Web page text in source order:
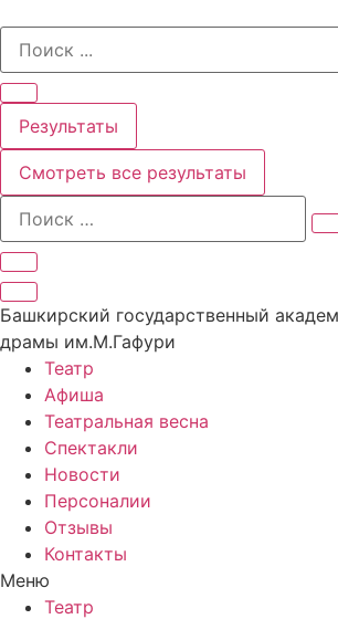
содержимому
Search
Результаты
Смотреть все результаты
Башкирский государственный
драмы им.М.Гафури
Театр
Афиша
Театральная весна
Спектакли
Новости
Персоналии
Отзывы
Контакты
Меню
Театр